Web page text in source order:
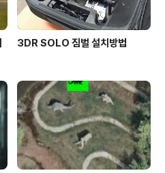
3DR SOLO 짐벌 설치방법